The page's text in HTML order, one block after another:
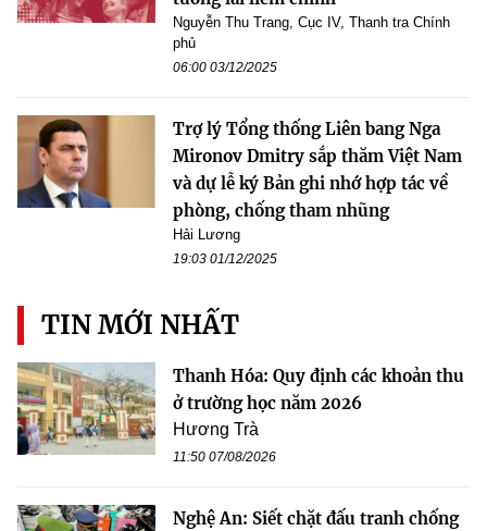
Nguyễn Thu Trang, Cục IV, Thanh tra Chính
phủ
06:00 03/12/2025
Trợ lý Tổng thống Liên bang Nga
Mironov Dmitry sắp thăm Việt Nam
và dự lễ ký Bản ghi nhớ hợp tác về
phòng, chống tham nhũng
Hải Lương
19:03 01/12/2025
TIN MỚI NHẤT
Thanh Hóa: Quy định các khoản thu
ở trường học năm 2026
Hương Trà
11:50 07/08/2026
Nghệ An: Siết chặt đấu tranh chống